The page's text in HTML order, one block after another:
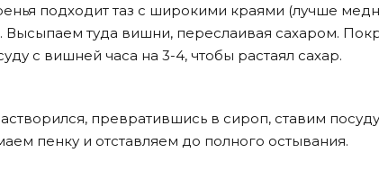
подходит таз с широкими краями (лучше
Высыпаем туда вишни, переслаивая сахаром.
с вишней часа на 3-4, чтобы растаял сахар.
превратившись в сироп, ставим
пенку и отставляем до полного остывания.